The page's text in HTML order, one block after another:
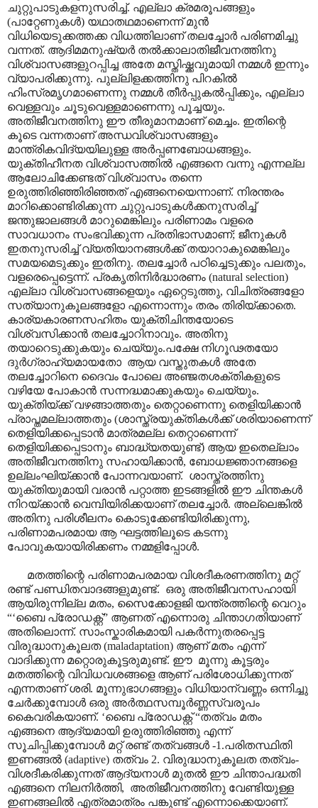
ചുറ്റുപാടുകളനുസരിച്ച്. എല്ലാ ക്രമരൂപങ്ങളും
(പാറ്റേണുകൾ) യഥാതഥമാണെന്ന് മുൻ
വിധിയെടുക്കത്തക്ക വിധത്തിലാണ് തലച്ചോർ പരിണമിച്ചു
വന്നത്. ആദിമമനുഷ്യർ തൽക്കാലാതിജീവനത്തിനു
വിശ്വാസങ്ങളുറപ്പിച്ച അതേ മസ്തിഷ്ക്കവുമായി നമ്മൾ ഇന്നും
വ്യാപരിക്കുന്നു. പുല്ലിളക്കത്തിനു പിറകിൽ
ഹിംസ്രമൃഗമാണെന്നു നമ്മൾ തീർപ്പുകൽപ്പിക്കും, എല്ലാ
വെള്ളവും ചൂടുവെള്ളമാണെന്നു പൂച്ചയും.
അതിജീവനത്തിനു ഈ തീരുമാനമാണ് മെച്ചം. ഇതിന്റെ
കൂടെ വന്നതാണ് അന്ധവിശ്വാസങ്ങളും
മാന്ത്രികവിദ്യയിലുള്ള അർപ്പണബോധങ്ങളും.
യുക്തിഹീനത വിശ്വാസത്തിൽ എങ്ങനെ വന്നു എന്നല്ല
ആലോചിക്കേണ്ടത് വിശ്വാസം തന്നെ
ഉരുത്തിരിഞ്ഞിരിഞ്ഞത് എങ്ങനെയെന്നാണ്. നിരന്തരം
മാറിക്കൊണ്ടിരിക്കുന്ന ചുറ്റുപാടുകൾക്കനുസരിച്ച്
ജന്തുജാലങ്ങൾ മാറുമെങ്കിലും പരിണാമം വളരെ
സാവധാനം സംഭവിക്കുന്ന പ്രതിഭാസമാണ്; ജീനുകൾ
ഇതനുസരിച്ച് വ്യതിയാനങ്ങൾക്ക് തയാറാകുമെങ്കിലും
സമയമെടുക്കും ഇതിനു. തലച്ചോർ പഠിച്ചെടുക്കും പലതും,
വളരെപ്പെട്ടെന്ന്. പ്രകൃതിനിർദ്ധാരണം (natural selection)
എല്ലാ വിശ്വാസങ്ങളെയും ഏറ്റെടുത്തു, വിചിത്രങ്ങളോ
സത്യാനുകൂലങ്ങളോ എന്നൊന്നും തരം തിരിയ്ക്കാതെ.
കാര്യകാരണസഹിതം യുക്തിചിന്തയോടെ
വിശ്വസിക്കാൻ തലച്ചോറിനാവും. അതിനു
തയാറെടുക്കുകയും ചെയ്യും.പക്ഷേ നിഗൂഢതയോ
ദുർഗ്രാഹ്യമായതോ ആയ വസ്തുതകൾ അതേ
തലച്ചോറിനെ ദൈവം പോലെ അഞ്ജതശക്തികളുടെ
വഴിയേ പോകാൻ സന്നദ്ധമാക്കുകയും ചെയ്യും.
യുക്തിയ്ക്ക് വഴങ്ങാത്തതും തെറ്റാണെന്നു തെളിയിക്കാൻ
പ്രാപ്തമല്ലാത്തതും (ശാസ്ത്രയുക്തികൾക്ക് ശരിയാണെന്ന്
തെളിയിക്കപ്പെടാൻ മാത്രമല്ല തെറ്റാണെന്ന്
തെളിയിക്കപ്പെടാനും ബാദ്ധ്യതയുണ്ട്) ആയ ഇതെല്ലാം
അതിജീവനത്തിനു സഹായിക്കാൻ, ബോധജ്ഞാനങ്ങളെ
ഉല്ലംഘിയ്ക്കാൻ പോന്നവയാണ്. ശാസ്ത്രത്തിനു
യുക്തിയുമായി വരാൻ പറ്റാത്ത ഇടങ്ങളിൽ ഈ ചിന്തകൾ
നിറയ്ക്കാൻ വെമ്പിയിരിക്കയാണ് തലച്ചോർ. അല്ലെങ്കിൽ
അതിനു പരിശീലനം കൊടുക്കേണ്ടിയിരിക്കുന്നു,
പരിണാമപരമായ ആ ഘട്ടത്തിലൂടെ കടന്നു
പോവുകയായിരിക്കണം നമ്മളിപ്പോൾ.
മതത്തിന്റെ പരിണാമപരമായ വിശദീകരണത്തിനു മറ്റ്
രണ്ട് പണ്ഡിതവാദങ്ങളുമുണ്ട്. ഒരു അതിജീവനസഹായി
ആയിരുന്നില്ല മതം, സൈക്കോളജി യന്ത്രത്തിന്റെ വെറും
“‘ബൈ പ്രോഡക്റ്റ്” ആണത് എന്നൊരു ചിന്താഗതിയാണ്
അതിലൊന്ന്. സാംസ്കാരികമായി പകർന്നുതരപ്പെട്ട
വിരുദ്ധാനുകൂലത (maladaptation) ആണ് മതം എന്ന്
വാദിക്കുന്ന മറ്റൊരുകൂട്ടരുമുണ്ട്. ഈ മൂന്നു കൂട്ടരും
മതത്തിന്റെ വിവിധവശങ്ങളെ ആണ് പരിശോധിക്കുന്നത്
എന്നതാണ് ശരി. മൂന്നുഭാഗങ്ങളും വിധിയാന്വണ്ണം ഒന്നിച്ചു
ചേർക്കുമ്പോൾ ഒരു അർത്ഥസമ്പൂർണ്ണസ്വരൂപം
കൈവരികയാണ്. ‘ബൈ പ്രോഡക്റ്റ്“തത്വം മതം
എങ്ങനെ ആദ്യമായി ഉരുത്തിരിഞ്ഞു എന്ന്
സൂചിപ്പിക്കുമ്പോൾ മറ്റ് രണ്ട് തത്വങ്ങൾ -1.പരിതസ്ഥിതി
ഇണങ്ങൽ (adaptive) തത്വം 2. വിരുദ്ധാനുകൂലത തത്വം-
വിശദീകരിക്കുന്നത് ആദ്യനാൾ മുതൽ ഈ ചിന്താപദ്ധതി
എങ്ങനെ നിലനിർത്തി, അതിജീവനത്തിനു വേണ്ടിയുള്ള
ഇണങ്ങലിൽ എത്രമാത്രം പങ്കുണ്ട് എന്നൊക്കെയാണ്.